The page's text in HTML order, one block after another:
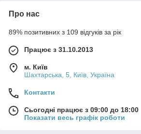
Про нас
89% позитивних з 109 відгуків за рік
Працює з 31.10.2013
м. Київ
Шахтарська, 5, Київ, Україна
Контакти
Сьогодні працює з 09:00 до 18:00
Показати весь графік роботи